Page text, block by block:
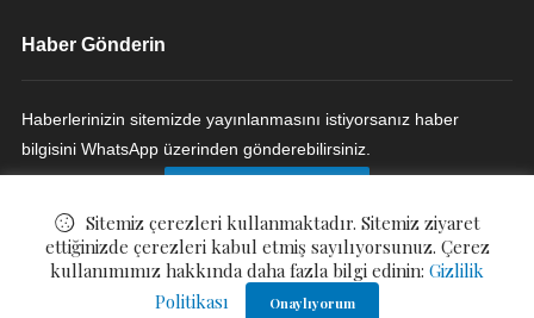
Haber Gönderin
Haberlerinizin sitemizde yayınlanmasını istiyorsanız haber
bilgisini WhatsApp üzerinden gönderebilirsiniz.
Bizim Çukurova Gazetesi. All Rights Reserved.
Sitemiz çerezleri kullanmaktadır. Sitemiz ziyaret
ettiğinizde çerezleri kabul etmiş sayılıyorsunuz. Çerez
kullanımımız hakkında daha fazla bilgi edinin: Gizlilik
Politikası
Onaylıyorum